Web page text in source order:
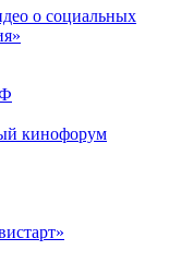
о социальных
кинофорум